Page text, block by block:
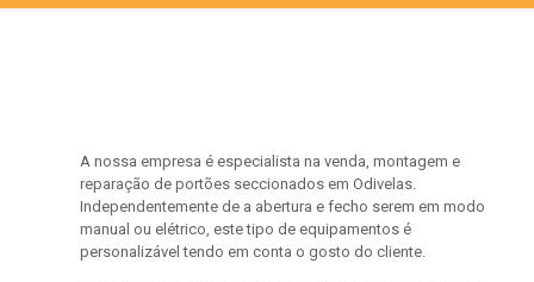
A nossa empresa é especialista na venda, montagem e
reparação de portões seccionados em Odivelas.
Independentemente de a abertura e fecho serem em modo
manual ou elétrico, este tipo de equipamentos é
personalizável tendo em conta o gosto do cliente.